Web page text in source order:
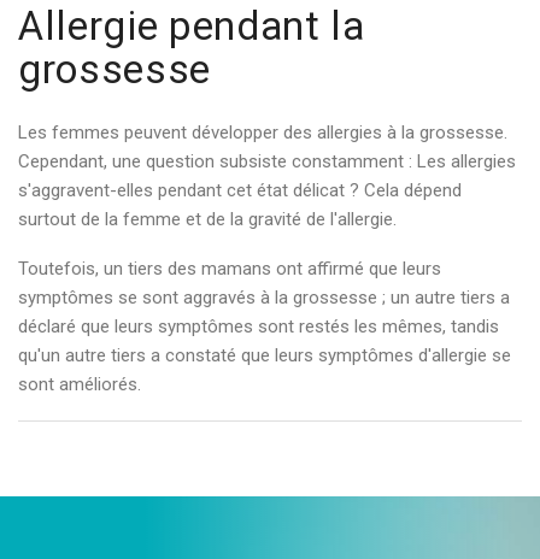
Allergie pendant la
grossesse
Les femmes peuvent développer des allergies à la grossesse.
Cependant, une question subsiste constamment : Les allergies
s'aggravent-elles pendant cet état délicat ? Cela dépend
surtout de la femme et de la gravité de l'allergie.
Toutefois, un tiers des mamans ont affirmé que leurs
symptômes se sont aggravés à la grossesse ; un autre tiers a
déclaré que leurs symptômes sont restés les mêmes, tandis
qu'un autre tiers a constaté que leurs symptômes d'allergie se
sont améliorés.